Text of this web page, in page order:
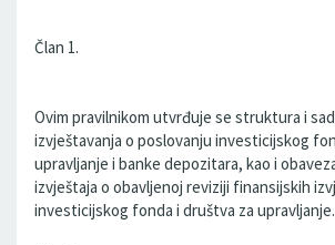
Član 1.
Ovim pravilnikom utvrđuje se struktura i
izvještavanja o poslovanju investicijskog
upravljanje i banke depozitara, kao i
izvještaja o obavljenoj reviziji finansijskih
investicijskog fonda i društva za upravljanje.